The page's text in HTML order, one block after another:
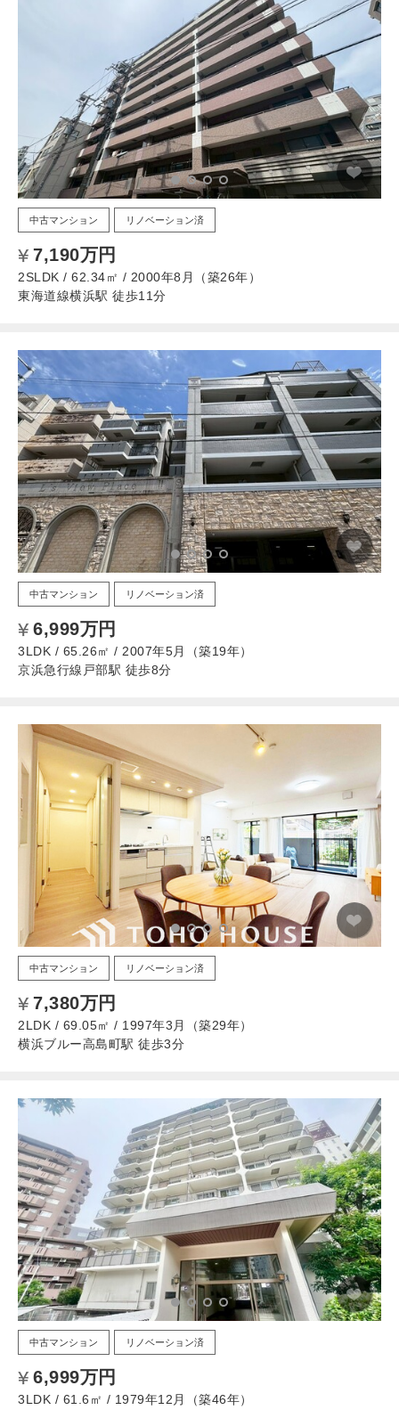
中古マンション リノベーション済
7,190万円
2SLDK / 62.34㎡ / 2000年8月（築26年）
東海道線横浜駅 徒歩11分
中古マンション リノベーション済
6,999万円
3LDK / 65.26㎡ / 2007年5月（築19年）
京浜急行線戸部駅 徒歩8分
中古マンション リノベーション済
7,380万円
2LDK / 69.05㎡ / 1997年3月（築29年）
横浜ブルー高島町駅 徒歩3分
中古マンション リノベーション済
6,999万円
3LDK / 61.6㎡ / 1979年12月（築46年）